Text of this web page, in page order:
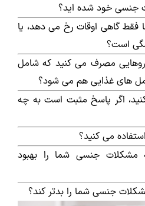
جنسی خود شده اید؟
فقط گاهی اوقات رخ می دهد، یا
است؟
مصرف می کنید که شامل
های غذایی هم می شود؟
اگر پاسخ مثبت است به چه
می کنید؟
جنسی شما را بهبود
جنسی شما را بدتر کند؟